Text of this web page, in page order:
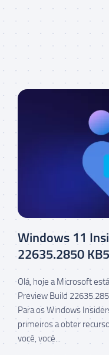
Windows 11
22635.2850
Olá, hoje a Microsoft
Preview Build
Para os Windows
primeiros a obter
você, você...